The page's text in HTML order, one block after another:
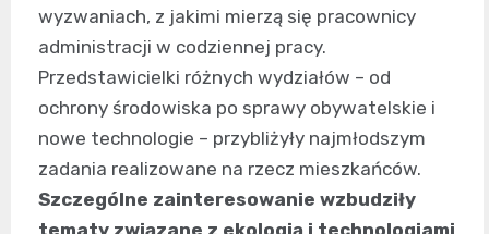
wyzwaniach, z jakimi mierzą się pracownicy
administracji w codziennej pracy.
Przedstawicielki różnych wydziałów – od
ochrony środowiska po sprawy obywatelskie i
nowe technologie – przybliżyły najmłodszym
zadania realizowane na rzecz mieszkańców.
Szczególne zainteresowanie wzbudziły